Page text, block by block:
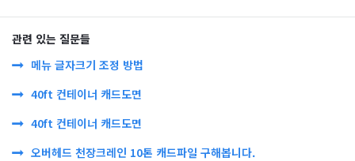
관련 있는 질문들
메뉴 글자크기 조정 방법
40ft 컨테이너 캐드도면
40ft 컨테이너 캐드도면
오버헤드 천장크레인 10톤 캐드파일 구해봅니다.